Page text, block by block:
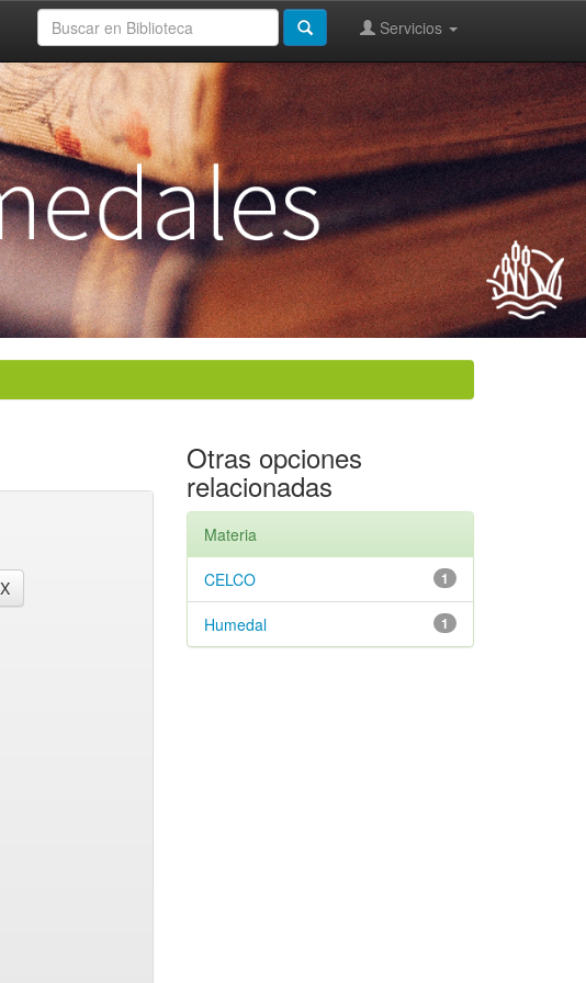
Servicios
Otras opciones
relacionadas
Materia
1
CELCO
1
Humedal